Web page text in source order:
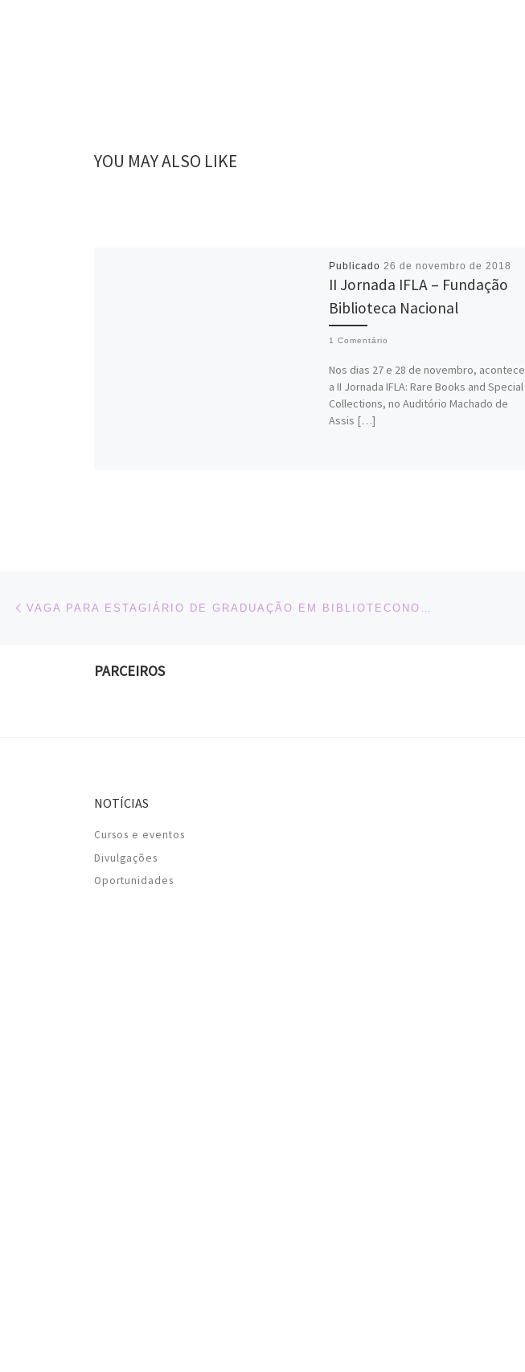
YOU MAY ALSO LIKE
Publicado 26 de novembro de 2018
II Jornada IFLA – Fundação
Biblioteca Nacional
1 Comentário
Nos dias 27 e 28 de novembro, acontece
a II Jornada IFLA: Rare Books and Special
Collections, no Auditório Machado de
Assis […]
Navegação do post
PARCEIROS
NOTÍCIAS
Cursos e eventos
Divulgações
Oportunidades